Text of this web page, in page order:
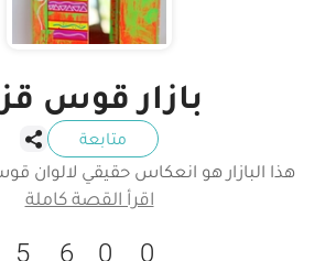
بازار قوس
متابعة
هذا البازار هو انعكاس حقيقي لالوان
اقرأ القصة كاملة
0
0
6
5